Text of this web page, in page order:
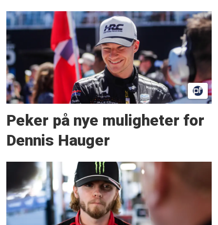
Peker på nye muligheter for
Dennis Hauger